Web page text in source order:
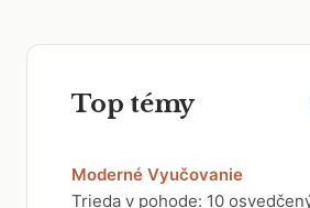
Top témy
Moderné Vyučovanie
Trieda v pohode: 10